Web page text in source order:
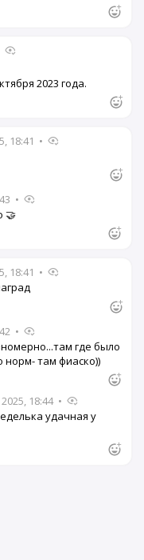
2023 года.
18:41 •
•
🤝
18:41 •
•
где было
норм- там фиаско))
18:44 •
удачная у